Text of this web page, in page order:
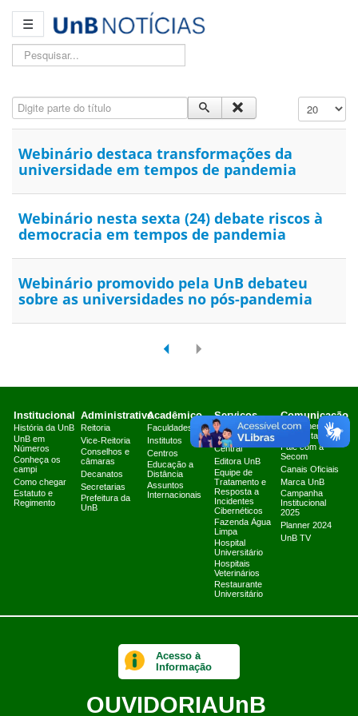
☰
Pesquisar...
Digite parte do título Exibir #
Webinário destaca transformações da
universidade em tempos de pandemia
Webinário nesta sexta (24) debate riscos à
democracia em tempos de pandemia
Webinário promovido pela UnB debateu
sobre as universidades no pós-pandemia
Institucional
História da UnB
UnB em
Números
Conheça os
campi
Como chegar
Estatuto e
Regimento
Administrativo
Reitoria
Vice-Reitoria
Conselhos e
câmaras
Decanatos
Secretarias
Prefeitura da
UnB
Acadêmico
Faculdades
Institutos
Centros
Educação a
Distância
Assuntos
Internacionais
Serviços
Arquivo Central
Biblioteca
Central
Editora UnB
Equipe de
Tratamento e
Resposta a
Incidentes
Cibernéticos
Fazenda Água
Limpa
Hospital
Universitário
Hospitais
Veterinários
Restaurante
Universitário
Comunicação
Atendimento a
Jornalistas
Fale com a
Secom
Canais Oficiais
Marca UnB
Campanha
Institucional
2025
Planner 2024
UnB TV
Acesso à
Informação
OUVIDORIAUnB